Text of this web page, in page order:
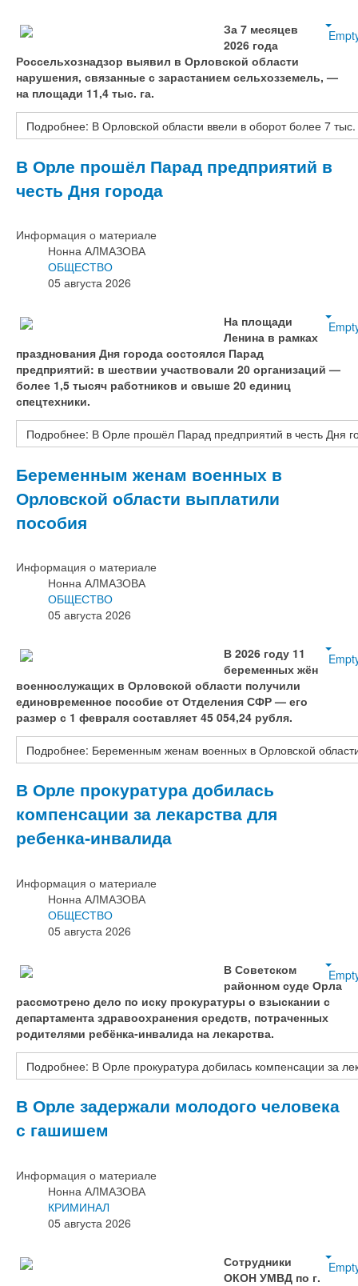
За 7 месяцев
2026 года
Россельхознадзор выявил в Орловской области
нарушения, связанные с зарастанием сельхозземель, —
на площади 11,4 тыс. га.
Подробнее: В Орловской области ввели в оборот более 7
В Орле прошёл Парад предприятий в
честь Дня города
Информация о материале
Нонна АЛМАЗОВА
ОБЩЕСТВО
05 августа 2026
На площади
Ленина в рамках
празднования Дня города состоялся Парад
предприятий: в шествии участвовали 20 организаций —
более 1,5 тысяч работников и свыше 20 единиц
спецтехники.
Подробнее: В Орле прошёл Парад предприятий в честь Дня
Беременным женам военных в
Орловской области выплатили
пособия
Информация о материале
Нонна АЛМАЗОВА
ОБЩЕСТВО
05 августа 2026
В 2026 году 11
беременных жён
военнослужащих в Орловской области получили
единовременное пособие от Отделения СФР — его
размер с 1 февраля составляет 45 054,24 рубля.
Подробнее: Беременным женам военных в Орловской
В Орле прокуратура добилась
компенсации за лекарства для
ребенка‑инвалида
Информация о материале
Нонна АЛМАЗОВА
ОБЩЕСТВО
05 августа 2026
В Советском
районном суде Орла
рассмотрено дело по иску прокуратуры о взыскании с
департамента здравоохранения средств, потраченных
родителями ребёнка‑инвалида на лекарства.
Подробнее: В Орле прокуратура добилась компенсации за
В Орле задержали молодого человека
с гашишем
Информация о материале
Нонна АЛМАЗОВА
КРИМИНАЛ
05 августа 2026
Сотрудники
ОКОН УМВД по г.